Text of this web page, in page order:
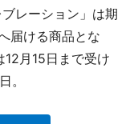
レーション」は期
届ける商品とな
12月15日まで受け
。